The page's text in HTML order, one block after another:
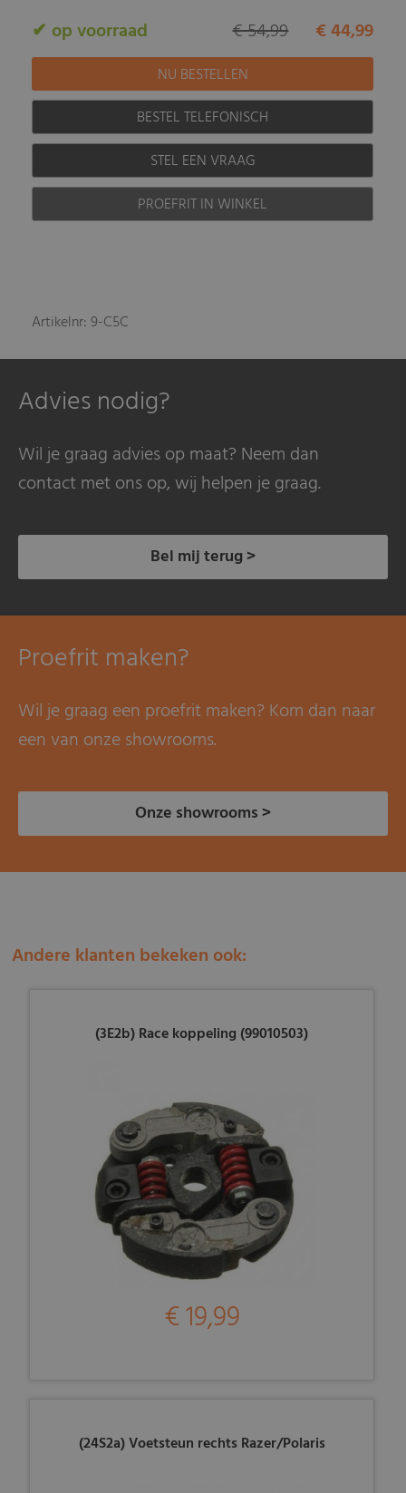
✔ op voorraad € 44,99
€ 54,99
BESTEL TELEFONISCH
STEL EEN VRAAG
PROEFRIT IN WINKEL
Artikelnr: 9-C5C
Advies nodig?
Wil je graag advies op maat? Neem dan
contact met ons op, wij helpen je graag.
Bel mij terug >
Proefrit maken?
Wil je graag een proefrit maken? Kom dan naar
een van onze showrooms.
Onze showrooms >
Andere klanten bekeken ook:
(3E2b) Race koppeling (99010503)
€ 19,99
(24S2a) Voetsteun rechts Razer/Polaris